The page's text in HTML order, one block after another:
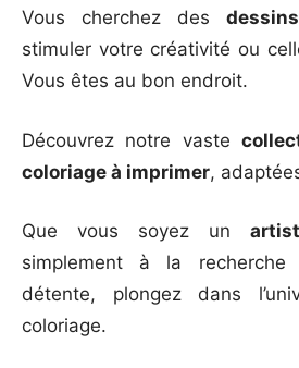
Vous cherchez des
stimuler votre créativité ou
Vous êtes au bon endroit.
Découvrez notre vaste
coloriage à imprimer,
Que vous soyez un
simplement à la recherche
détente, plongez dans
coloriage.